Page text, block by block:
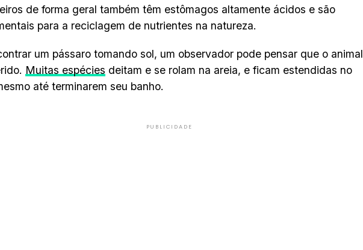
de forma geral também têm estômagos altamente ácidos e são
para a reciclagem de nutrientes na natureza.
um pássaro tomando sol, um observador pode pensar que o animal
Muitas espécies deitam e se rolam na areia, e ficam estendidas no
até terminarem seu banho.
PUBLICIDADE